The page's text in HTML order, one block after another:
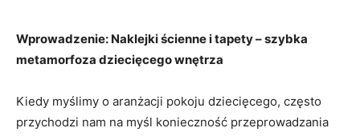
Wprowadzenie: Naklejki⁤ ścienne‌ i tapety – szybka
metamorfoza dziecięcego wnętrza
Kiedy myślimy​ o aranżacji pokoju dziecięcego, często
przychodzi nam ⁢na myśl konieczność przeprowadzania